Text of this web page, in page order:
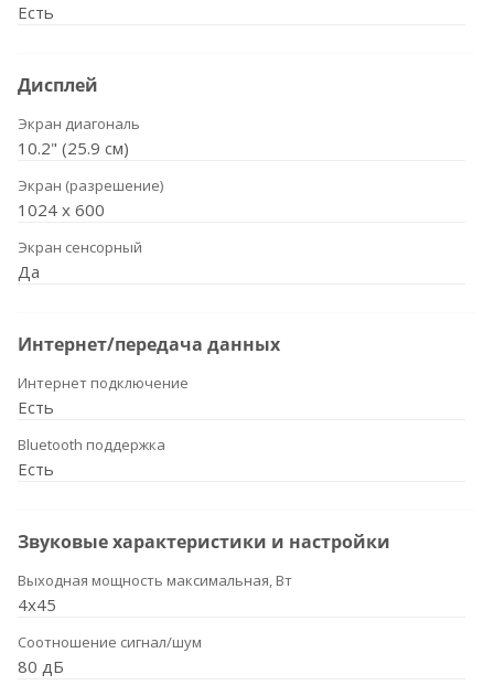
Есть
Дисплей
Экран диагональ
10.2" (25.9 см)
Экран (разрешение)
1024 х 600
Экран сенсорный
Да
Интернет/передача данных
Интернет подключение
Есть
Bluetooth поддержка
Есть
Звуковые характеристики и настройки
Выходная мощность максимальная, Вт
4x45
Соотношение сигнал/шум
80 дБ